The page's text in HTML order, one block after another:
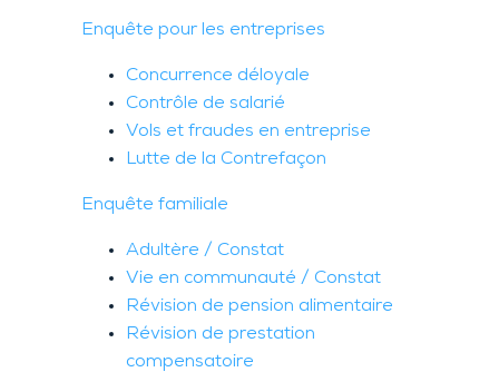
Enquête pour les entreprises
Concurrence déloyale
Contrôle de salarié
Vols et fraudes en entreprise
Lutte de la Contrefaçon
Enquête familiale
Adultère / Constat
Vie en communauté / Constat
Révision de pension alimentaire
Révision de prestation
compensatoire